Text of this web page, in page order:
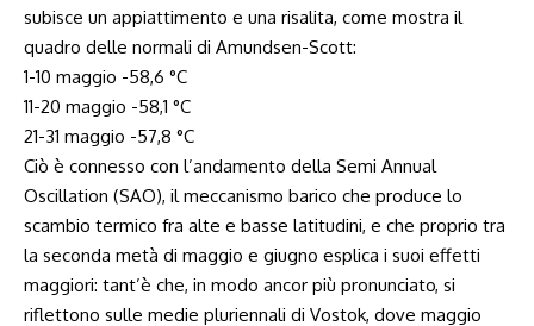
subisce un appiattimento e una risalita, come mostra il
quadro delle normali di Amundsen-Scott:
1-10 maggio -58,6 °C
11-20 maggio -58,1 °C
21-31 maggio -57,8 °C
Ciò è connesso con l’andamento della Semi Annual
Oscillation (SAO), il meccanismo barico che produce lo
scambio termico fra alte e basse latitudini, e che proprio tra
la seconda metà di maggio e giugno esplica i suoi effetti
maggiori: tant’è che, in modo ancor più pronunciato, si
riflettono sulle medie pluriennali di Vostok, dove maggio